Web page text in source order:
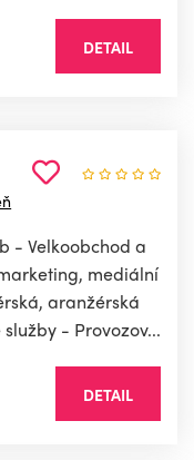
DETAIL
- Velkoobchod a
mediální
aranžérská
- Provozov...
DETAIL